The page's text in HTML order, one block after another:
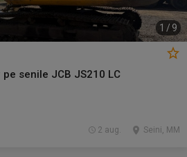
1 / 9
senile JCB JS210 LC
Seini, MM
2 aug.